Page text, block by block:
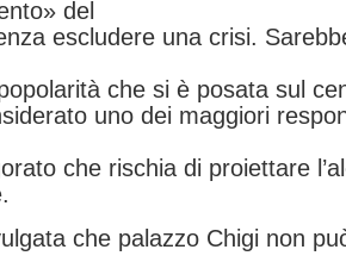
del
escludere una crisi.
che si è posata sul
uno dei maggiori
che rischia di proiettare
che palazzo Chigi non